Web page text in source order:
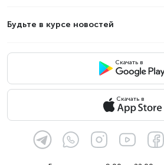
Будьте в курсе новостей
Скачать в
Скачать в